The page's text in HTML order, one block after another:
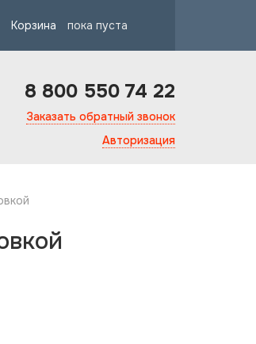
Корзина пока пуста
8 800 550 74 22
Заказать обратный звонок
Авторизация